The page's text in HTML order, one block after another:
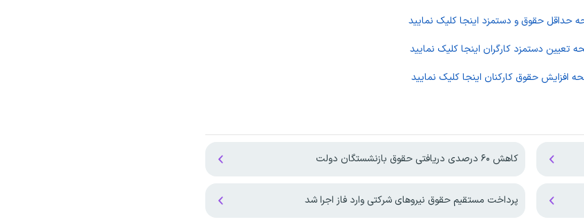
حداقل حقوق و دستمزد اینجا کلیک نمایید
تعیین دستمزد کارگران اینجا کلیک نمایید
افزایش حقوق کارکنان اینجا کلیک نمایید
کاهش ۶۰ درصدی دریافتی حقوق بازنشستگان دولت
پرداخت مستقیم حقوق نیروهای شرکتی وارد فاز اجرا شد